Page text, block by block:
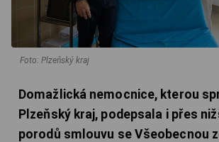
Foto: Plzeňský kraj
Domažlická nemocnice, kterou
Plzeňský kraj, podepsala i přes
porodů smlouvu se Všeobecnou